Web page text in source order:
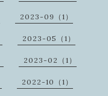
2023-09（1）
2023-05（1）
2023-02（1）
2022-10（1）